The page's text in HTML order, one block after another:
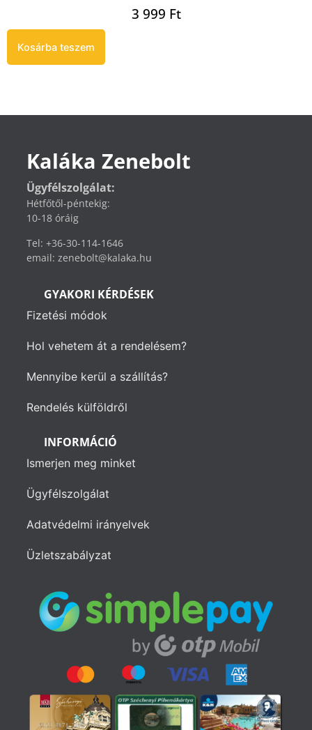
3 999 Ft
Kosárba teszem
Kaláka Zenebolt
Ügyfélszolgálat:
Hétfőtől-péntekig:
10-18 óráig
Tel: +36-30-114-1646
email: zenebolt@kalaka.hu
GYAKORI KÉRDÉSEK
Fizetési módok
Hol vehetem át a rendelésem?
Mennyibe kerül a szállítás?
Rendelés külföldről
INFORMÁCIÓ
Ismerjen meg minket
Ügyfélszolgálat
Adatvédelmi irányelvek
Üzletszabályzat